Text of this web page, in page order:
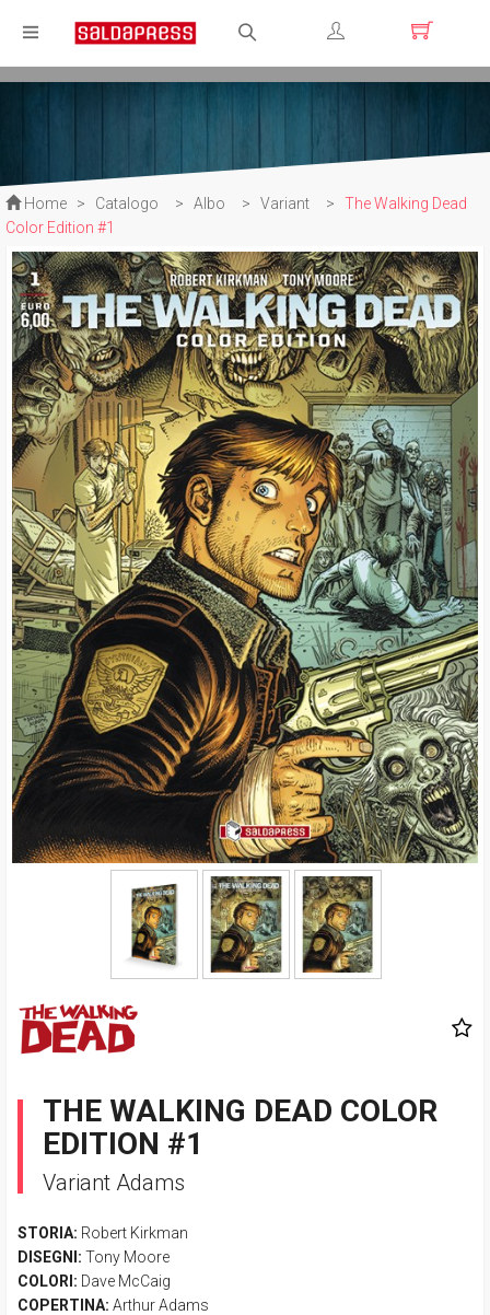
Registrati
Home > Catalogo > Albo > Variant >
The Walking Dead
Color Edition #1
THE WALKING DEAD COLOR
EDITION #1
Variant Adams
STORIA: Robert Kirkman
DISEGNI: Tony Moore
COLORI: Dave McCaig
COPERTINA: Arthur Adams